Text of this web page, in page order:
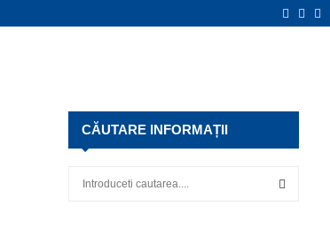
CĂUTARE INFORMAȚII